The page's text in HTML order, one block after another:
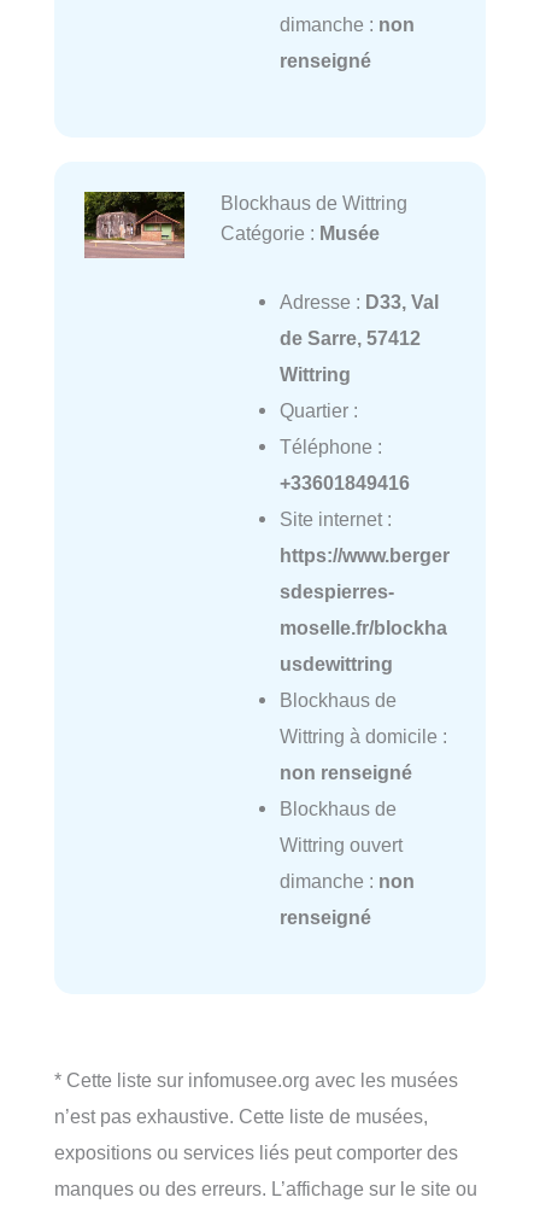
dimanche : non
renseigné
Blockhaus de Wittring
Catégorie : Musée
Adresse : D33, Val
de Sarre, 57412
Wittring
Quartier :
Téléphone :
+33601849416
Site internet :
https://www.berger
sdespierres-
moselle.fr/blockha
usdewittring
Blockhaus de
Wittring à domicile :
non renseigné
Blockhaus de
Wittring ouvert
dimanche : non
renseigné
* Cette liste sur infomusee.org avec les musées
n’est pas exhaustive. Cette liste de musées,
expositions ou services liés peut comporter des
manques ou des erreurs. L’affichage sur le site ou